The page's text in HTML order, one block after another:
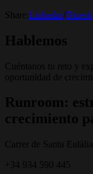
Share: Linkedin
Hablemos
Cuéntanos tu reto y
oportunidad de
Runroom:
crecimiento
Carrer de Santa
+34 934 590 445